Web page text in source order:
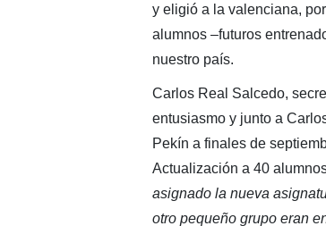
y eligió a la valenciana,
alumnos –futuros
nuestro país.
Carlos Real Salcedo,
entusiasmo y junto a
Pekín a finales de
Actualización a 40
asignado la nueva
otro pequeño grupo eran